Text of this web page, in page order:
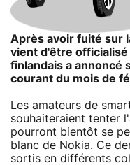
Après avoir fuité sur
vient d'être
finlandais a annoncé
courant du mois de
Les amateurs de
souhaiteraient tenter
pourront bientôt se
blanc de Nokia. Ce
sortis en différents